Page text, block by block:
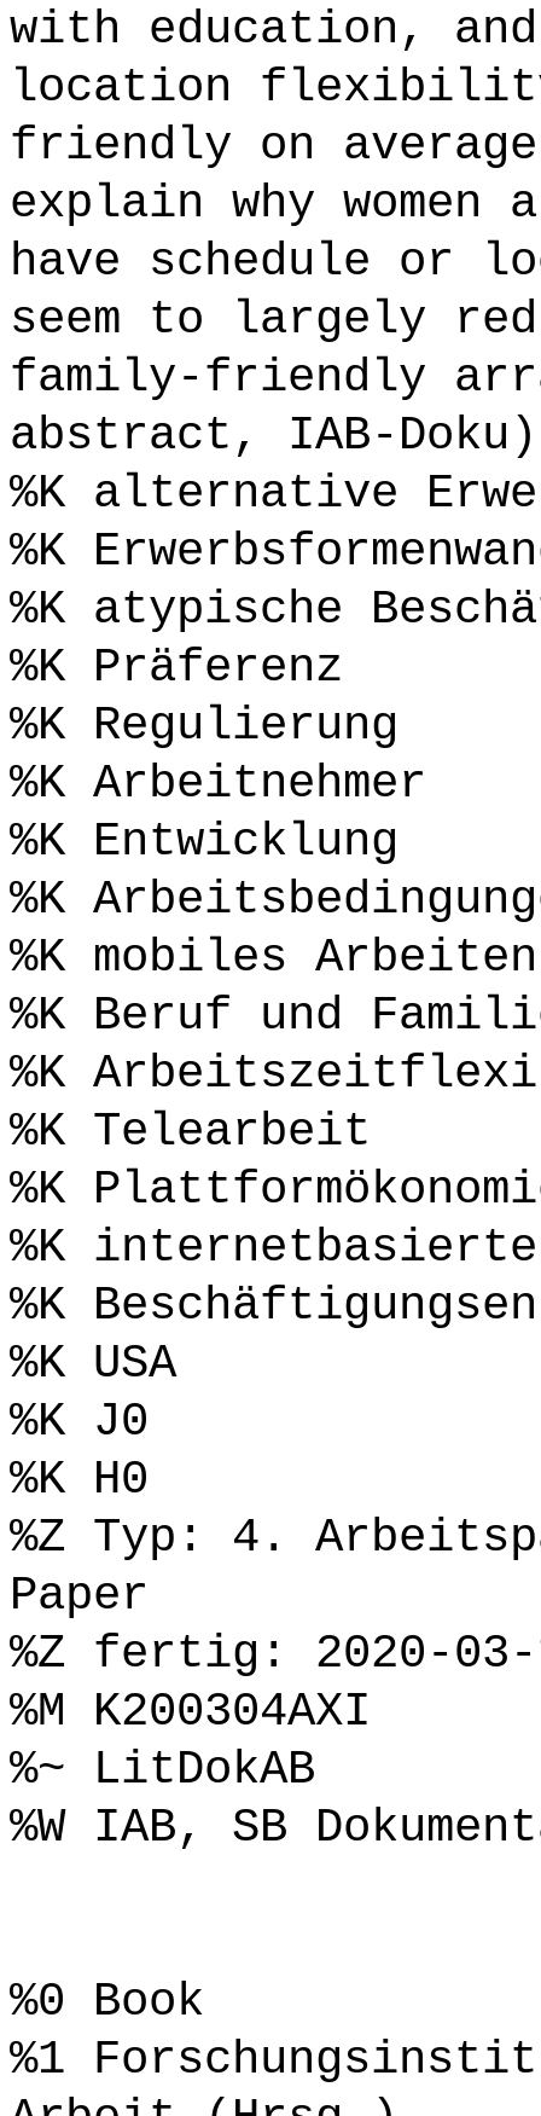
with education,
location
friendly on
explain why
have schedule or
seem to largely
family-friendly
abstract, IAB-
%K alternative
%K
%K atypische
%K Präferenz
%K Regulierung
%K Arbeitnehmer
%K Entwicklung
%K
%K mobiles Arbeiten
%K Beruf und
%K
%K Telearbeit
%K
%K
%K
%K USA
%K J0
%K H0
%Z Typ: 4.
Paper
%Z fertig: 2020-03-
%M K200304AXI
%~ LitDokAB
%W IAB, SB
%0 Book
%1